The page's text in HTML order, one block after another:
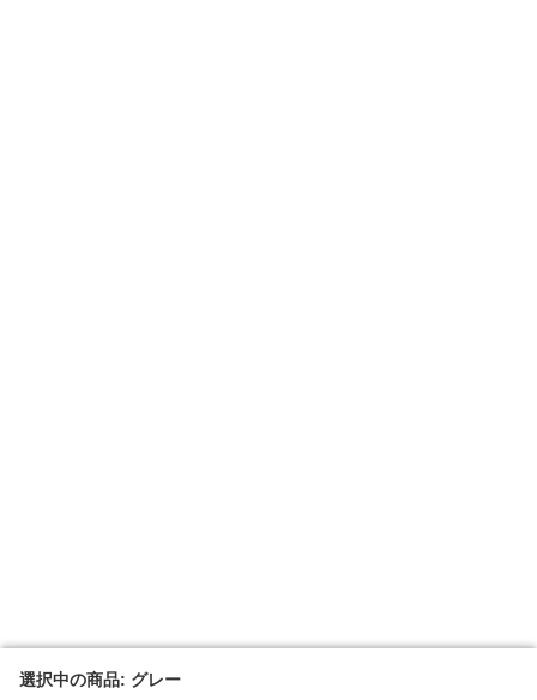
選択中の商品: グレー
選択中の商品: グレー